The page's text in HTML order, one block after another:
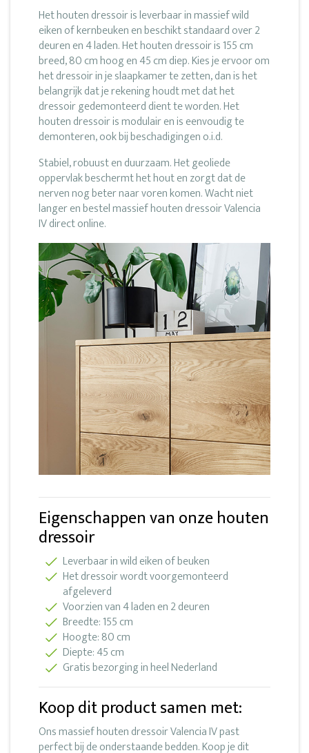
Het houten dressoir is leverbaar in massief wild
eiken of kernbeuken en beschikt standaard over 2
deuren en 4 laden. Het houten dressoir is 155 cm
breed, 80 cm hoog en 45 cm diep. Kies je ervoor om
het dressoir in je slaapkamer te zetten, dan is het
belangrijk dat je rekening houdt met dat het
dressoir gedemonteerd dient te worden. Het
houten dressoir is modulair en is eenvoudig te
demonteren, ook bij beschadigingen o.i.d.
Stabiel, robuust en duurzaam. Het geoliede
oppervlak beschermt het hout en zorgt dat de
nerven nog beter naar voren komen. Wacht niet
langer en bestel massief houten dressoir Valencia
IV direct online.
Eigenschappen van onze houten
dressoir
Leverbaar in wild eiken of beuken
Het dressoir wordt voorgemonteerd
afgeleverd
Voorzien van 4 laden en 2 deuren
Breedte: 155 cm
Hoogte: 80 cm
Diepte: 45 cm
Gratis bezorging in heel Nederland
Koop dit product samen met:
Ons massief houten dressoir Valencia IV past
perfect bij de onderstaande bedden. Koop je dit